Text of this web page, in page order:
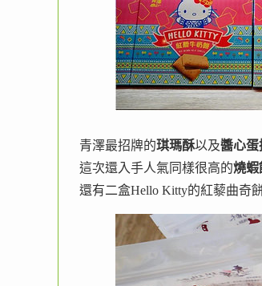
青澤最招牌的琪瑪酥以及醬心蛋
這次還入手人氣同樣很高的燒蝦
還有二盒Hello Kitty的紅藜曲奇